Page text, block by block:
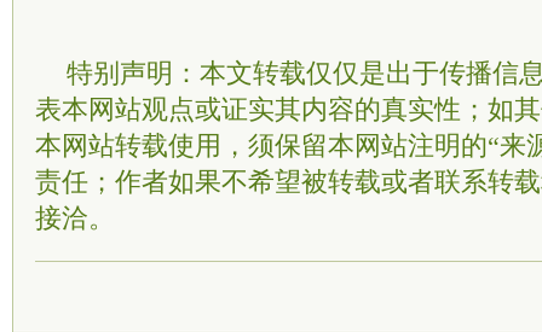
特别声明：本文转载仅仅是出于传播信
表本网站观点或证实其内容的真实性；如
本网站转载使用，须保留本网站注明的“来
责任；作者如果不希望被转载或者联系转
接洽。